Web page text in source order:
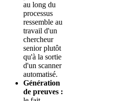
au long du
processus
ressemble au
travail d'un
chercheur
senior plutôt
qu'à la sortie
d'un scanner
automatisé.
Génération
de preuves :